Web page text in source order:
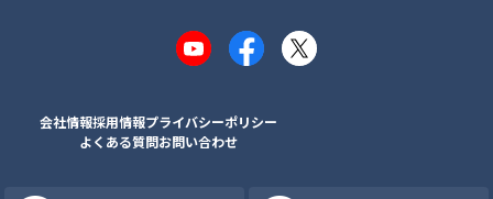
YouTubeFacebook
X
会社情報採用情報プライバシーポリシー
よくある質問お問い合わせ